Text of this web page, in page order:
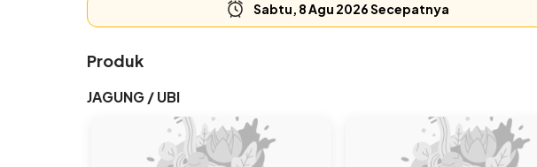
Sabtu, 8 Agu 2026 Secepatnya
Produk
JAGUNG / UBI